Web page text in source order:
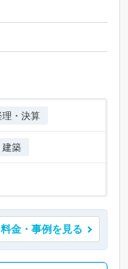
理・決算
建築
料金・事例を見る